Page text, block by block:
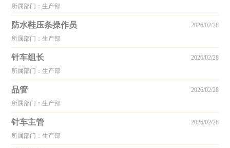
所属部门：生产部
防水鞋压条操作员
所属部门：生产部
2026/02/28
针车组长
所属部门：生产部
2026/02/28
品管
所属部门：生产部
2026/02/28
针车主管
所属部门：生产部
2026/02/28